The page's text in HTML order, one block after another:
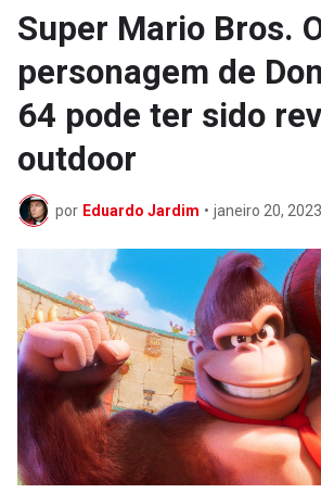
Super Mario Bros.
personagem de
64 pode ter sido
outdoor
por Eduardo Jardim • janeiro 20, 2023